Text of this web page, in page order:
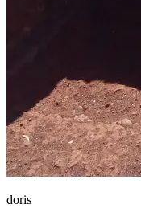
doris